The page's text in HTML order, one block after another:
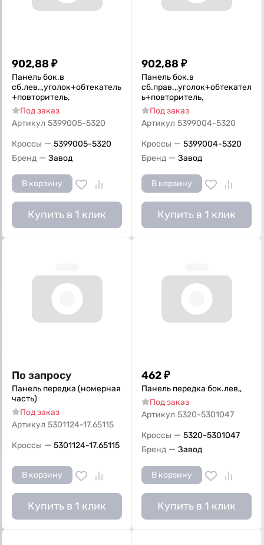
902,88 ₽
Панель бок.в
сб.лев.,,уголок+обтекатель
+повторитель,
Под заказ
Артикул 5399005-5320
Кроссы — 5399005-5320
Бренд — Завод
В корзину
Купить в 1 клик
902,88 ₽
Панель бок.в
сб.прав.,,уголок+обтекател
ь+повторитель,
Под заказ
Артикул 5399004-5320
Кроссы — 5399004-5320
Бренд — Завод
В корзину
Купить в 1 клик
По запросу
Панель передка (номерная
часть)
Под заказ
Артикул 5301124-17.65115
Кроссы — 5301124-17.65115
В корзину
Купить в 1 клик
462₽
Панель передка бок.лев,,
Под заказ
Артикул 5320-5301047
Кроссы — 5320-5301047
Бренд — Завод
В корзину
Купить в 1 клик